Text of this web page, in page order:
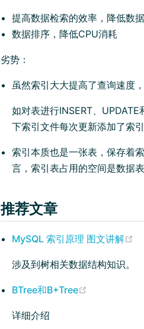
提高数据检索的效率，降低数据
数据排序，降低CPU消耗
劣势：
虽然索引大大提高了查询速度
如对表进行INSERT、
下索引文件每次更新添加了索
索引本质也是一张表，保存着
言，索引表占用的空间是数据
推荐文章
MySQL 索引原理 图文讲解
涉及到树相关数据结构知识。
BTree和B+Tree
详细介绍